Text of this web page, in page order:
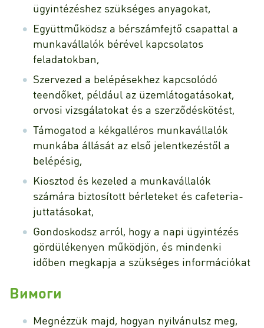
ügyintézéshez szükséges anyagokat,
Együttműködsz a bérszámfejtő csapattal a
munkavállalók bérével kapcsolatos
feladatokban,
Szervezed a belépésekhez kapcsolódó
teendőket, például az üzemlátogatásokat,
orvosi vizsgálatokat és a szerződéskötést,
Támogatod a kékgalléros munkavállalók
munkába állását az első jelentkezéstől a
belépésig,
Kiosztod és kezeled a munkavállalók
számára biztosított bérleteket és cafeteria-
juttatásokat,
Gondoskodsz arról, hogy a napi ügyintézés
gördülékenyen működjön, és mindenki
időben megkapja a szükséges információkat
Вимоги
Megnézzük majd, hogyan nyilvánulsz meg,